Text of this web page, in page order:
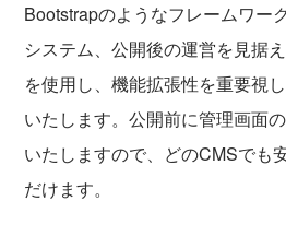
Bootstrapのようなフレームワー
システム、公開後の運営を見据
を使用し、機能拡張性を重要視
いたします。公開前に管理画面
いたしますので、どのCMSでも
だけます。